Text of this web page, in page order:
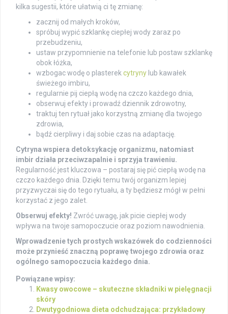
kilka sugestii, które ułatwią ci tę zmianę:
zacznij od małych kroków,
spróbuj wypić szklankę ciepłej wody zaraz po
przebudzeniu,
ustaw przypomnienie na telefonie lub postaw szklankę
obok łóżka,
wzbogac wodę o plasterek cytryny lub kawałek
świeżego imbiru,
regularnie pij ciepłą wodę na czczo każdego dnia,
obserwuj efekty i prowadź dziennik zdrowotny,
traktuj ten rytuał jako korzystną zmianę dla twojego
zdrowia,
bądź cierpliwy i daj sobie czas na adaptację.
Cytryna wspiera detoksykację organizmu, natomiast
imbir działa przeciwzapalnie i sprzyja trawieniu.
Regularność jest kluczowa – postaraj się pić ciepłą wodę na
czczo każdego dnia. Dzięki temu twój organizm lepiej
przyzwyczai się do tego rytuału, a ty będziesz mógł w pełni
korzystać z jego zalet.
Obserwuj efekty! Zwróć uwagę, jak picie ciepłej wody
wpływa na twoje samopoczucie oraz poziom nawodnienia.
Wprowadzenie tych prostych wskazówek do codzienności
może przynieść znaczną poprawę twojego zdrowia oraz
ogólnego samopoczucia każdego dnia.
Powiązane wpisy:
Kwasy owocowe – skuteczne składniki w pielęgnacji
skóry
Dwutygodniowa dieta odchudzająca: przykładowy